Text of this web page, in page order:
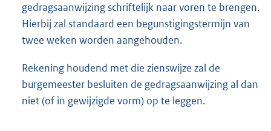
gedragsaanwijzing schriftelijk naar voren te brengen.
Hierbij zal standaard een begunstigingstermijn van
twee weken worden aangehouden.
Rekening houdend met die zienswijze zal de
burgemeester besluiten de gedragsaanwijzing al dan
niet (of in gewijzigde vorm) op te leggen.